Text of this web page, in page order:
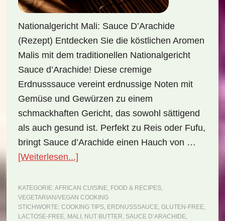
Nationalgericht Mali: Sauce D’Arachide
(Rezept) Entdecken Sie die köstlichen Aromen
Malis mit dem traditionellen Nationalgericht
Sauce d’Arachide! Diese cremige
Erdnusssauce vereint erdnussige Noten mit
Gemüse und Gewürzen zu einem
schmackhaften Gericht, das sowohl sättigend
als auch gesund ist. Perfekt zu Reis oder Fufu,
bringt Sauce d’Arachide einen Hauch von …
[Weiterlesen...]ÜberNationalgericht
Sauce
d’Arachide
(Rezept)
KATEGORIE: AFRICAN CUISINE, FOOD & RECIPES,
VEGETARIAN/VEGAN COOKING
STICHWORTE: COOKING TIPS, ERDNUSSSAUCE, GLUTEN-FREE,
LACTOSE-FREE, MALI , NUT BUTTER, SAUCE D’ARACHIDE,